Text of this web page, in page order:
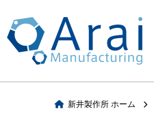
新井製作所 ホーム